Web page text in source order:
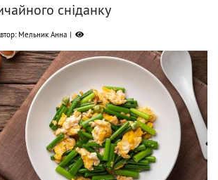
сніданку
Мельник Анна